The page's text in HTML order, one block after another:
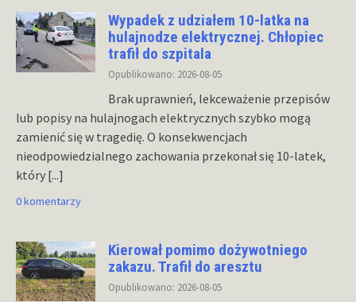
Wypadek z udziałem 10-latka na
hulajnodze elektrycznej. Chłopiec
trafił do szpitala
Opublikowano: 2026-08-05
Brak uprawnień, lekceważenie przepisów
lub popisy na hulajnogach elektrycznych szybko mogą
zamienić się w tragedię. O konsekwencjach
nieodpowiedzialnego zachowania przekonał się 10-latek,
który [...]
0 komentarzy
Kierował pomimo dożywotniego
zakazu. Trafił do aresztu
Opublikowano: 2026-08-05